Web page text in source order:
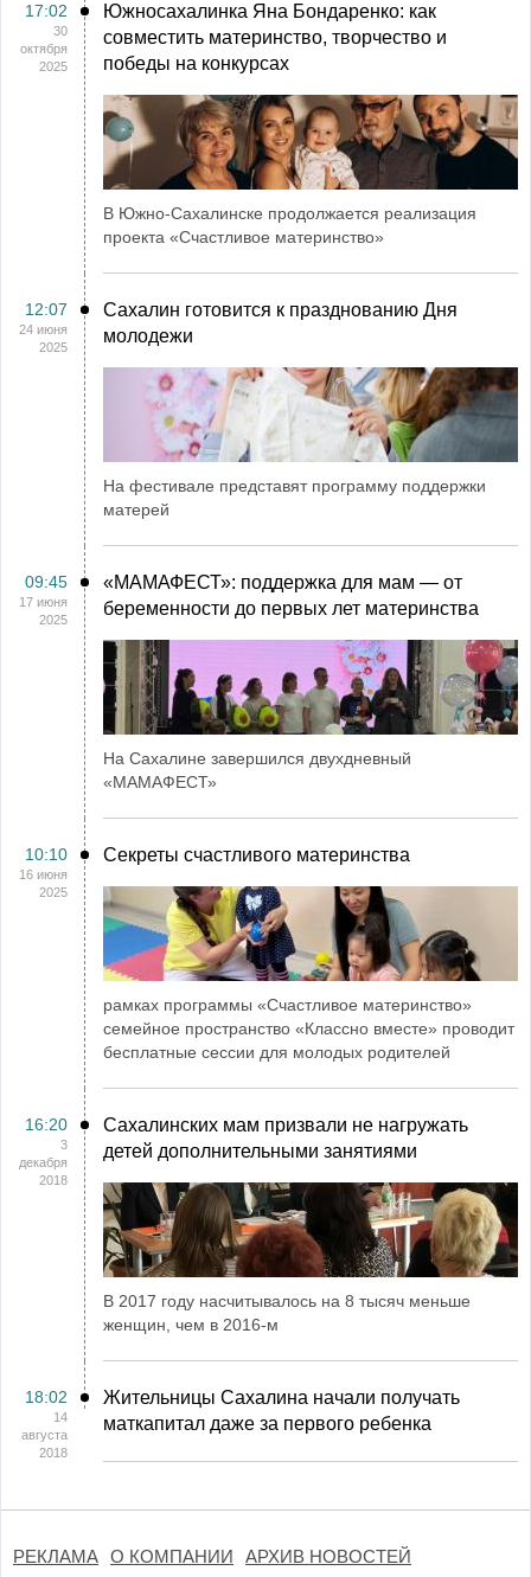
17:02
30
октября
2025
Южносахалинка Яна Бондаренко: как
совместить материнство, творчество и
победы на конкурсах
В Южно-Сахалинске продолжается реализация
проекта «Счастливое материнство»
12:07
24 июня
2025
Сахалин готовится к празднованию Дня
молодежи
На фестивале представят программу поддержки
матерей
09:45
17 июня
2025
«МАМАФЕСТ»: поддержка для мам — от
беременности до первых лет материнства
На Сахалине завершился двухдневный
«МАМАФЕСТ»
10:10
16 июня
2025
Секреты счастливого материнства
рамках программы «Счастливое материнство»
семейное пространство «Классно вместе» проводит
бесплатные сессии для молодых родителей
16:20
3
декабря
2018
Сахалинских мам призвали не нагружать
детей дополнительными занятиями
В 2017 году насчитывалось на 8 тысяч меньше
женщин, чем в 2016-м
18:02
14
августа
2018
Жительницы Сахалина начали получать
маткапитал даже за первого ребенка
РЕКЛАМА О КОМПАНИИ АРХИВ НОВОСТЕЙ